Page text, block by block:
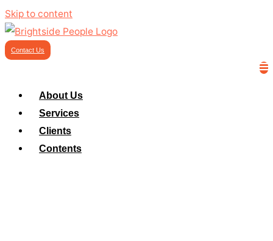
Skip to content
Contact Us
About Us
Services
Clients
Contents